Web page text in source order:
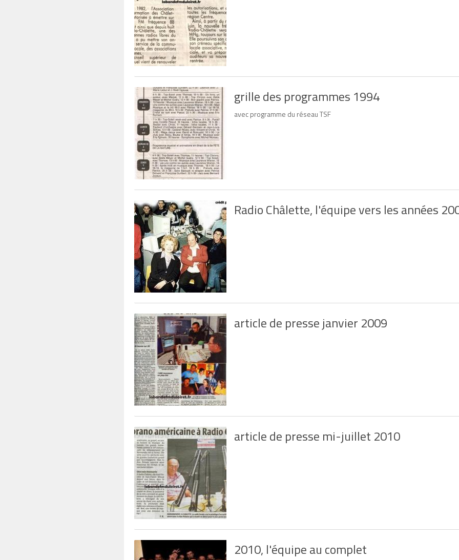
grille des programmes 1994
avec programme du réseau TSF
Radio Châlette, l'équipe vers les années
article de presse janvier 2009
article de presse mi-juillet 2010
2010, l'équipe au complet